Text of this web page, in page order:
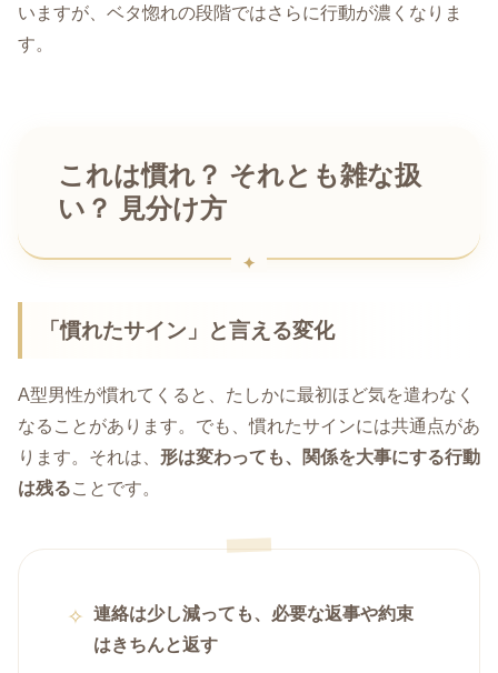
いますが、ベタ惚れの段階ではさらに行動が濃くなりま
す。
これは慣れ？ それとも雑な扱
い？ 見分け方
「慣れたサイン」と言える変化
A型男性が慣れてくると、たしかに最初ほど気を遣わなく
なることがあります。でも、慣れたサインには共通点があ
ります。それは、 形は変わっても、関係を大事にする行動
は残ることです。
連絡は少し減っても、必要な返事や約束
はきちんと返す